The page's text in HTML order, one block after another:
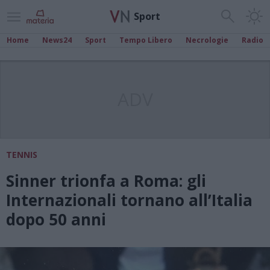
Sport
Home News24 Sport Tempo Libero Necrologie Radio
TENNIS
Sinner trionfa a Roma: gli
Internazionali tornano all’Italia
dopo 50 anni